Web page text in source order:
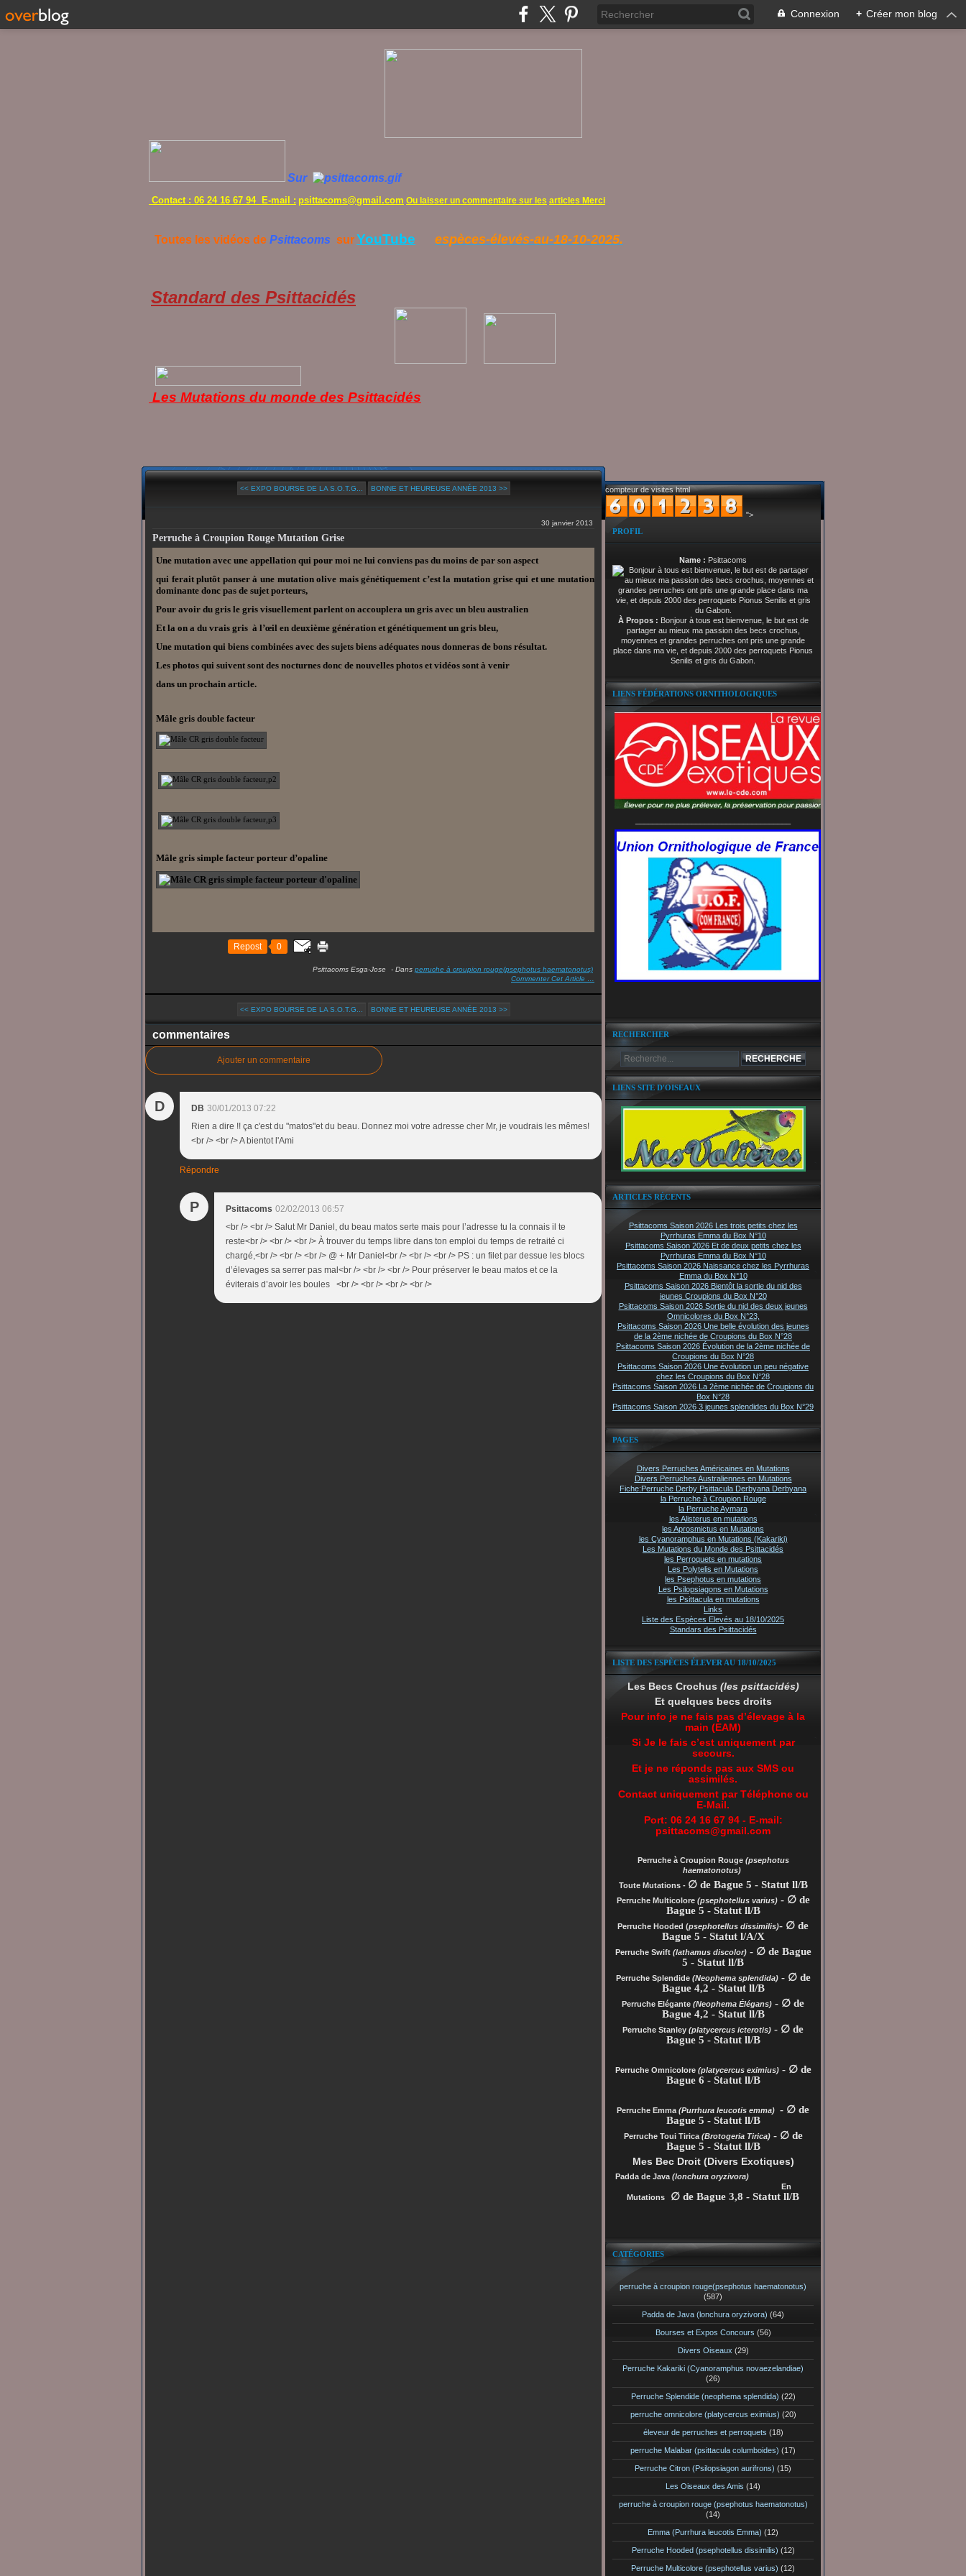
Connexion + Créer mon blog
Sur
Contact : 06 24 16 67 94 E-mail : psittacoms@gmail.com Ou laisser un commentaire sur les articles Merci
Toutes les vidéos de Psittacoms surYouTube espèces-élevés-au-18-10-2025.
Standard des Psittacidés
Les Mutations du monde des Psittacidés
<< EXPO BOURSE DE LA S.O.T.G... BONNE ET HEUREUSE ANNÉE 2013 >>
30 janvier 2013
Perruche à Croupion Rouge Mutation Grise
Une mutation avec une appellation qui pour moi ne lui conviens pas du moins de par son aspect
qui ferait plutôt panser à une mutation olive mais génétiquement c’est la mutation grise qui et une mutation
dominante donc pas de sujet porteurs,
Pour avoir du gris le gris visuellement parlent on accouplera un gris avec un bleu australien
Et la on a du vrais gris à l’œil en deuxième génération et génétiquement un gris bleu,
Une mutation qui biens combinées avec des sujets biens adéquates nous donneras de bons résultat.
Les photos qui suivent sont des nocturnes donc de nouvelles photos et vidéos sont à venir
dans un prochain article.
Mâle gris double facteur
Mâle gris simple facteur porteur d’opaline
Repost 0
Psittacoms Esga-Jose - Dans perruche à croupion rouge(psephotus haematonotus)
Commenter Cet Article
<< EXPO BOURSE DE LA S.O.T.G... BONNE ET HEUREUSE ANNÉE 2013 >>
commentaires
Ajouter un commentaire
D DB 30/01/2013 07:22
Rien a dire !! ça c'est du "matos"et du beau. Donnez moi votre adresse cher Mr, je voudrais les mêmes!
<br /> <br /> A bientot l'Ami
Répondre
P Psittacoms 02/02/2013 06:57
<br /> <br /> Salut Mr Daniel, du beau matos serte mais pour l’adresse tu la connais il te
reste<br /> <br /> <br /> À trouver du temps libre dans ton emploi du temps de retraité ci
chargé,<br /> <br /> <br /> @ + Mr Daniel<br /> <br /> <br /> PS : un filet par dessue les blocs
d’élevages sa serrer pas mal<br /> <br /> <br /> Pour préserver le beau matos et ce la
éviterais d’avoir les boules <br /> <br /> <br /> <br />
compteur de visites html
">
PROFIL
Name : Psittacoms
À Propos : Bonjour à tous est bienvenue, le but est de
partager au mieux ma passion des becs crochus,
moyennes et grandes perruches ont pris une grande
place dans ma vie, et depuis 2000 des perroquets Pionus
Senilis et gris du Gabon.
LIENS FÉDÉRATIONS ORNITHOLOGIQUES
RECHERCHER
LIENS SITE D'OISEAUX
ARTICLES RÉCENTS
Psittacoms Saison 2026 Les trois petits chez les
Pyrrhuras Emma du Box N°10
Psittacoms Saison 2026 Et de deux petits chez les
Pyrrhuras Emma du Box N°10
Psittacoms Saison 2026 Naissance chez les Pyrrhuras
Emma du Box N°10
Psittacoms Saison 2026 Bientôt la sortie du nid des
jeunes Croupions du Box N°20
Psittacoms Saison 2026 Sortie du nid des deux jeunes
Omnicolores du Box N°23,
Psittacoms Saison 2026 Une belle évolution des jeunes
de la 2ème nichée de Croupions du Box N°28
Psittacoms Saison 2026 Évolution de la 2ème nichée de
Croupions du Box N°28
Psittacoms Saison 2026 Une évolution un peu négative
chez les Croupions du Box N°28
Psittacoms Saison 2026 La 2ème nichée de Croupions du
Box N°28
Psittacoms Saison 2026 3 jeunes splendides du Box N°29
PAGES
Divers Perruches Américaines en Mutations
Divers Perruches Australiennes en Mutations
Fiche:Perruche Derby Psittacula Derbyana Derbyana
la Perruche à Croupion Rouge
la Perruche Aymara
les Alisterus en mutations
les Aprosmictus en Mutations
les Cyanoramphus en Mutations (Kakariki)
Les Mutations du Monde des Psittacidés
les Perroquets en mutations
Les Polytelis en Mutations
les Psephotus en mutations
Les Psilopsiagons en Mutations
les Psittacula en mutations
Links
Liste des Espèces Elevés au 18/10/2025
Standars des Psittacidés
LISTE DES ESPÈCES ÉLEVER AU 18/10/2025
Les Becs Crochus (les psittacidés)
Et quelques becs droits
Pour info je ne fais pas d’élevage à la
main (EAM)
Si Je le fais c’est uniquement par
secours.
Et je ne réponds pas aux SMS ou
assimilés.
Contact uniquement par Téléphone ou
E-Mail.
Port: 06 24 16 67 94 - E-mail:
psittacoms@gmail.com
Perruche à Croupion Rouge(psephotus
haematonotus)
Toute Mutations - ∅ de Bague 5 - Statut ll/B
Perruche Multicolore (psephotellus varius)- ∅ de
Bague 5 - Statut ll/B
Perruche Hooded (psephotellus dissimilis)- ∅ de
Bague 5 - Statut l/A/X
Perruche Swift (lathamus discolor)- ∅ de Bague
5 - Statut ll/B
Perruche Splendide (Neophema splendida)- ∅ de
Bague 4,2 - Statut ll/B
Perruche Elégante (Neophema Élégans) - ∅ de
Bague 4,2 - Statut ll/B
Perruche Stanley (platycercus icterotis) - ∅ de
Bague 5 - Statut ll/B
Perruche Omnicolore (platycercus eximius)- ∅ de
Bague 6 - Statut ll/B
Perruche Emma (Purrhura leucotis emma) - ∅ de
Bague 5 - Statut ll/B
Perruche Toui Tirica (Brotogeria Tirica)- ∅ de
Bague 5 - Statut ll/B
Mes Bec Droit (Divers Exotiques)
Padda de Java(lonchura oryzivora)
En
Mutations
∅ de Bague 3,8 - Statut ll/B
CATÉGORIES
perruche à croupion rouge(psephotus haematonotus)
(587)
Padda de Java (lonchura oryzivora) (64)
Bourses et Expos Concours (56)
Divers Oiseaux (29)
Perruche Kakariki (Cyanoramphus novaezelandiae)
(26)
Perruche Splendide (neophema splendida) (22)
perruche omnicolore (platycercus eximius) (20)
éleveur de perruches et perroquets (18)
perruche Malabar (psittacula columboides) (17)
Perruche Citron (Psilopsiagon aurifrons) (15)
Les Oiseaux des Amis (14)
perruche à croupion rouge (psephotus haematonotus)
(14)
Emma (Purrhura leucotis Emma) (12)
Perruche Hooded (psephotellus dissimilis) (12)
Perruche Multicolore (psephotellus varius) (12)